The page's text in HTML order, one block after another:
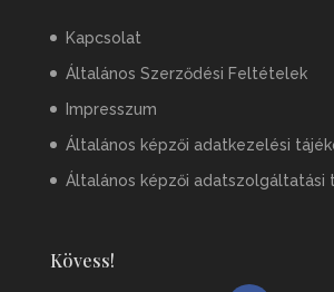
Kapcsolat
Általános Szerződési Feltételek
Impresszum
Általános képzői adatkezelési
Általános képzői adatszolgáltatási
Kövess!